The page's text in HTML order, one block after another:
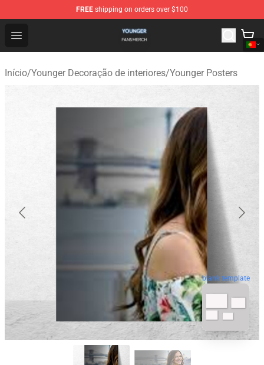
FREE shipping on orders over $100
Open menu
Younger Shop - Official Younger Merchandise Store
Início/Younger Decoração de interiores/Younger Posters
blank template